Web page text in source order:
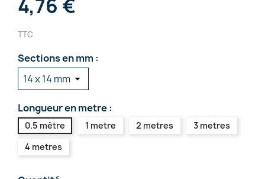
4,76 €
TTC
Sections en mm :
Longueur en metre :
0.5 mètre 1 metre 2 metres
3 metres
4 metres